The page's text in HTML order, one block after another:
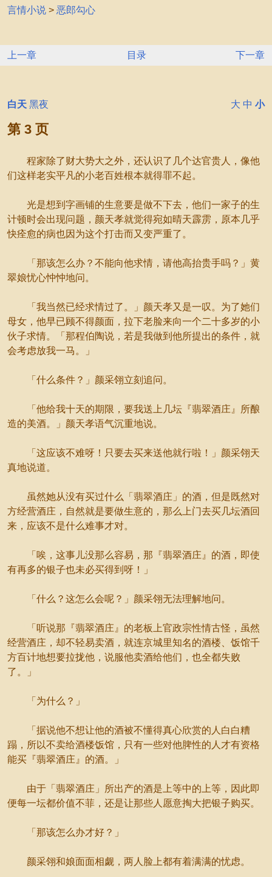
言情小说 > 恶郎勾心
上一章 目录 下一章
白天 黑夜 大 中 小
第 3 页
程家除了财大势大之外，还认识了几个达官贵人，像他
们这样老实平凡的小老百姓根本就得罪不起。
光是想到字画铺的生意要是做不下去，他们一家子的生
计顿时会出现问题，颜天孝就觉得宛如晴天霹雳，原本几乎
快痊愈的病也因为这个打击而又变严重了。
「那该怎么办？不能向他求情，请他高抬贵手吗？」黄
翠娘忧心忡忡地问。
「我当然已经求情过了。」颜天孝又是一叹。为了她们
母女，他早已顾不得颜面，拉下老脸来向一个二十多岁的小
伙子求情。「那程伯陶说，若是我做到他所提出的条件，就
会考虑放我一马。」
「什么条件？」颜采翎立刻追问。
「他给我十天的期限，要我送上几坛『翡翠酒庄』所酿
造的美酒。」颜天孝语气沉重地说。
「这应该不难呀！只要去买来送他就行啦！」颜采翎天
真地说道。
虽然她从没有买过什么「翡翠酒庄」的酒，但是既然对
方经营酒庄，自然就是要做生意的，那么上门去买几坛酒回
来，应该不是什么难事才对。
「唉，这事儿没那么容易，那『翡翠酒庄』的酒，即使
有再多的银子也未必买得到呀！」
「什么？这怎么会呢？」颜采翎无法理解地问。
「听说那『翡翠酒庄』的老板上官政宗性情古怪，虽然
经营酒庄，却不轻易卖酒，就连京城里知名的酒楼、饭馆千
方百计地想要拉拢他，说服他卖酒给他们，也全都失败
了。」
「为什么？」
「据说他不想让他的酒被不懂得真心欣赏的人白白糟
蹋，所以不卖给酒楼饭馆，只有一些对他脾性的人才有资格
能买『翡翠酒庄』的酒。」
由于「翡翠酒庄」所出产的酒是上等中的上等，因此即
便每一坛都价值不菲，还是让那些人愿意掏大把银子购买。
「那该怎么办才好？」
颜采翎和娘面面相觑，两人脸上都有着满满的忧虑。